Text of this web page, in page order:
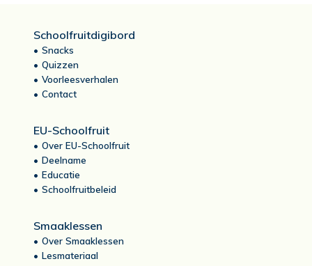
Schoolfruitdigibord
Snacks
Quizzen
Voorleesverhalen
Contact
EU-Schoolfruit
Over EU-Schoolfruit
Deelname
Educatie
Schoolfruitbeleid
Smaaklessen
Over Smaaklessen
Lesmateriaal